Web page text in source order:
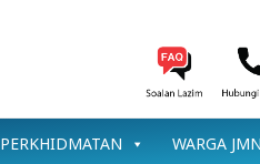
PERKHIDMATAN WARGA